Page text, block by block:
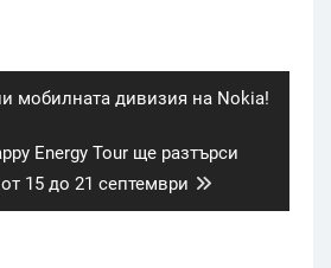
мобилната дивизия на Nokia!
Energy Tour ще разтърси
15 до 21 септември